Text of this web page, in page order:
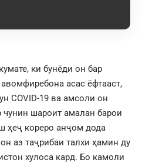
ки бунёди он бар
асас ёфтааст,
COVID-19 ва амсоли он
чунин шароит амалан барои
ҳеҷ кореро анҷом дода
аз таҷрибаи талхи ҳамин ду
хулоса кард. Бо камоли